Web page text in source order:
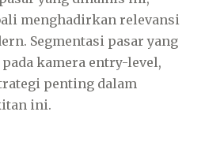
menghadirkan relevansi
Segmentasi pasar yang
kamera entry-level,
penting dalam
ini.